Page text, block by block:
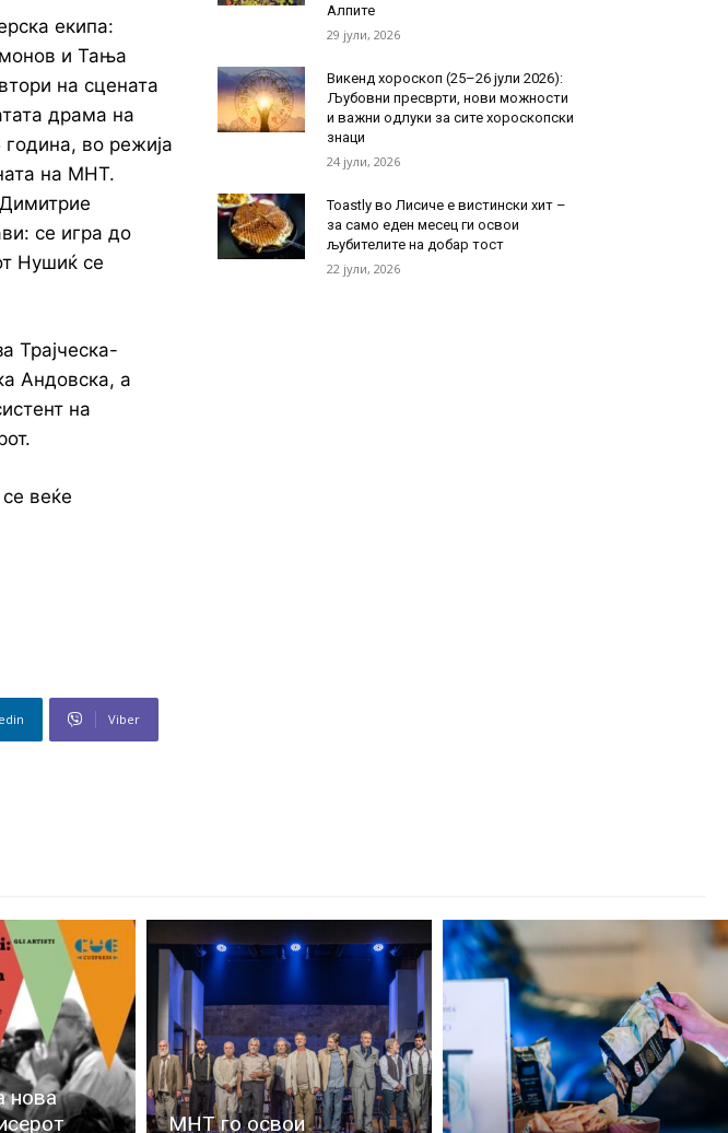
екипа:
и Тања
на сцената
драма на
во режија
на МНТ.
се игра до
Нушиќ се
Трајческа-
Андовска, а
на
веќе
Viber
Алпите
29 јули, 2026
Викенд хороскоп (25–26 јули 2026):
Љубовни пресврти, нови можности
и важни одлуки за сите хороскопски
знаци
24 јули, 2026
Toastly во Лисиче е вистински хит –
за само еден месец ги освои
љубителите на добар тост
22 јули, 2026
нова
МНТ го освои